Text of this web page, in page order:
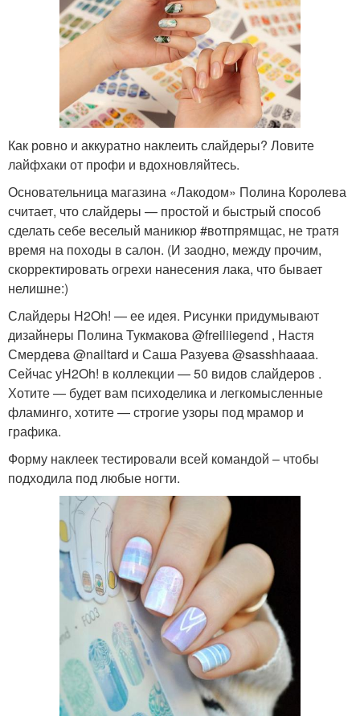
Как ровно и аккуратно наклеить слайдеры? Ловите
лайфхаки от профи и вдохновляйтесь.
Основательница магазина «Лакодом» Полина Королева
считает, что слайдеры — простой и быстрый способ
сделать себе веселый маникюр #вотпрямщас, не тратя
время на походы в салон. (И заодно, между прочим,
скорректировать огрехи нанесения лака, что бывает
нелишне:)
Слайдеры H2Oh! — ее идея. Рисунки придумывают
дизайнеры Полина Тукмакова @freiliiegend , Настя
Смердева @nailtard и Саша Разуева @sasshhaaaa.
Сейчас уH2Oh! в коллекции — 50 видов слайдеров .
Хотите — будет вам психоделика и легкомысленные
фламинго, хотите — строгие узоры под мрамор и
графика.
Форму наклеек тестировали всей командой – чтобы
подходила под любые ногти.